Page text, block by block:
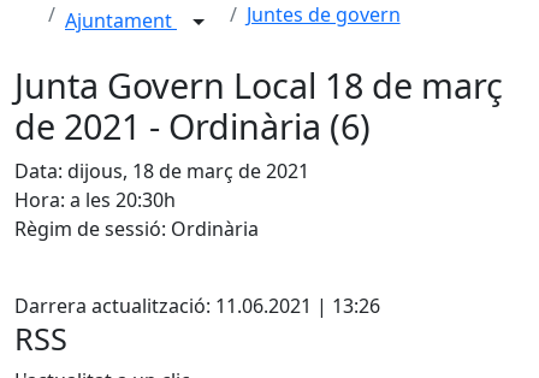
Ajuntament Juntes de govern
Junta Govern Local 18 de març
de 2021 - Ordinària (6)
Data: dijous, 18 de març de 2021
Hora: a les 20:30h
Règim de sessió: Ordinària
Darrera actualització: 11.06.2021 | 13:26
RSS